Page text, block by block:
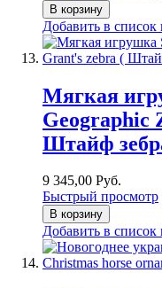
В корзину
Добавить в
Мягкая
Geographic
Штайф
9 345,00 Руб.
Быстрый просмотр
В корзину
Добавить в